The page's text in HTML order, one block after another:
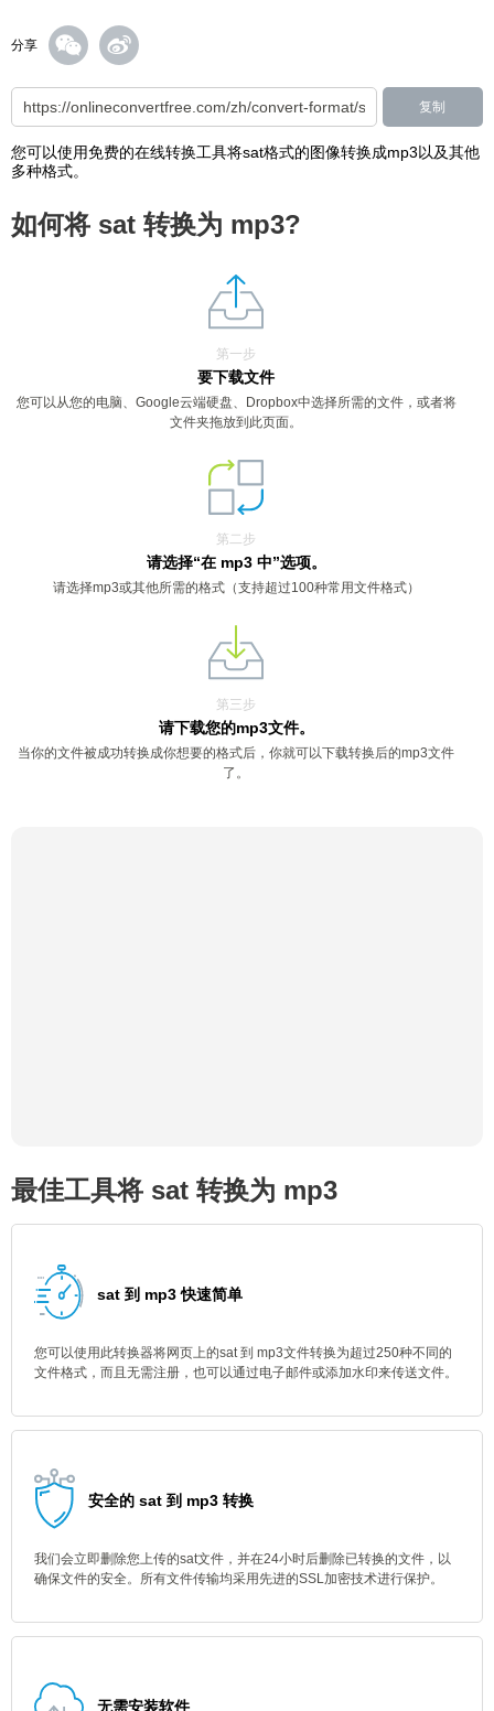
分享
复制
您可以使用免费的在线转换工具将sat格式的图像转换成mp3以及其他
多种格式。
如何将 sat 转换为 mp3?
第一步
要下载文件
您可以从您的电脑、Google云端硬盘、Dropbox中选择所需的文件，或者将
文件夹拖放到此页面。
第二步
请选择“在 mp3 中”选项。
请选择mp3或其他所需的格式（支持超过100种常用文件格式）
第三步
请下载您的mp3文件。
当你的文件被成功转换成你想要的格式后，你就可以下载转换后的mp3文件
了。
最佳工具将 sat 转换为 mp3
sat 到 mp3 快速简单
您可以使用此转换器将网页上的sat 到 mp3文件转换为超过250种不同的
文件格式，而且无需注册，也可以通过电子邮件或添加水印来传送文件。
安全的 sat 到 mp3 转换
我们会立即删除您上传的sat文件，并在24小时后删除已转换的文件，以
确保文件的安全。所有文件传输均采用先进的SSL加密技术进行保护。
无需安装软件